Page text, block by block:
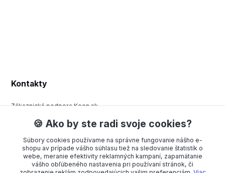
Kontakty
Zákaznická podpora Keen.sk
+420 377 443 970
(Po-Pá, 8-15 hod.)
order@americanway.sk
🍪 Ako by ste radi svoje cookies?
Súbory cookies používame na správne fungovanie nášho e-
shopu av prípade vášho súhlasu tiež na sledovanie štatistík o
webe, meranie efektivity reklamných kampaní, zapamätanie
vášho obľúbeného nastavenia pri používaní stránok, či